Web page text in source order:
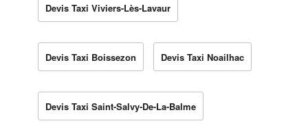
Devis Taxi Viviers-Lès-Lavaur
Devis Taxi Boissezon Devis Taxi Noailhac
Devis Taxi Saint-Salvy-De-La-Balme